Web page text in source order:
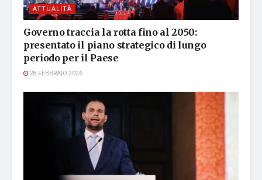
ATTUALITÀ
Governo traccia la rotta fino al 2050:
presentato il piano strategico di lungo
periodo per il Paese
28 FEBBRAIO 2026